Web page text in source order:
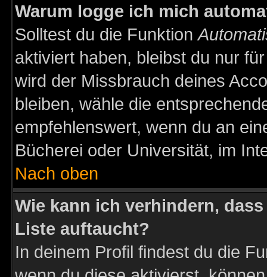
Warum logge ich mich
Solltest du die Funktion
aktiviert haben, bleibst du nur
wird der Missbrauch deines
bleiben, wähle die
empfehlenswert, wenn du an
Bücherei oder Universität, im
Nach oben
Wie kann ich verhindern,
Liste auftaucht?
In deinem Profil findest du die